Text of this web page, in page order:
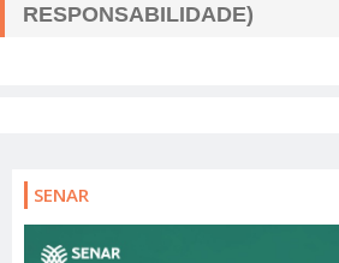
RESPONSABILIDADE)
SENAR